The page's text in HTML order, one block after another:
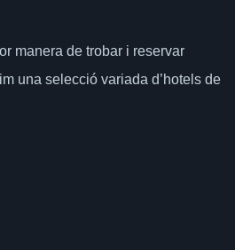
manera de trobar i reservar
una selecció variada d’hotels de